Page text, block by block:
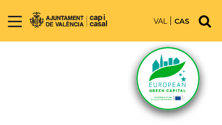
VAL CAS